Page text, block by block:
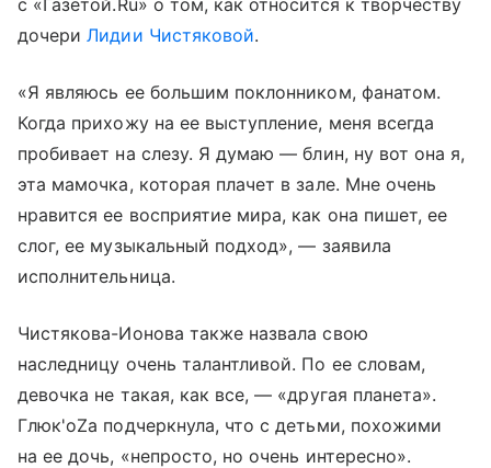
дочериЛидии Чистяковой.
«Я являюсь ее большим поклонником, фанатом.
Когда прихожу на ее выступление, меня всегда
пробивает на слезу. Я думаю — блин, ну вот она я,
эта мамочка, которая плачет в зале. Мне очень
нравится ее восприятие мира, как она пишет, ее
слог, ее музыкальный подход», — заявила
исполнительница.
Чистякова-Ионова также назвала свою
наследницу очень талантливой. По ее словам,
девочка не такая, как все, — «другая планета».
Глюк'oZа подчеркнула, что с детьми, похожими
на ее дочь, «непросто, но очень интересно».